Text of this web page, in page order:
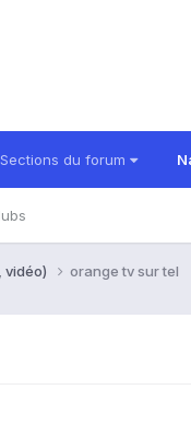
Sections du forum
vidéo) orange tv sur tel